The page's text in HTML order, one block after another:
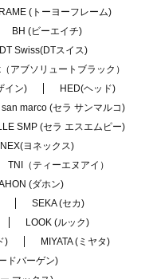
(トーヨーフレーム)
BH (ビーエイチ)
DT Swiss(DTスイス)
アブソリュートブラック）
イン)
HED(ヘッド)
marco (セラ サンマルコ)
SMP (セラ エスエムピー)
ヨネックス)
TNI（ティーエヌアイ）
(ダホン)
SEKA (セカ)
LOOK (ルック)
)
MIYATA (ミヤタ)
ドバーゲン)